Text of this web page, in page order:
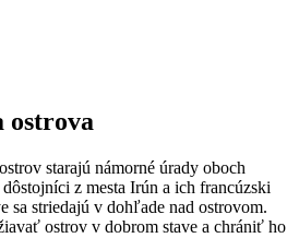
ostrova
starajú námorné úrady oboch
z mesta Irún a ich francúzski
sa striedajú v dohľade nad ostrovom.
ostrov v dobrom stave a chrániť ho